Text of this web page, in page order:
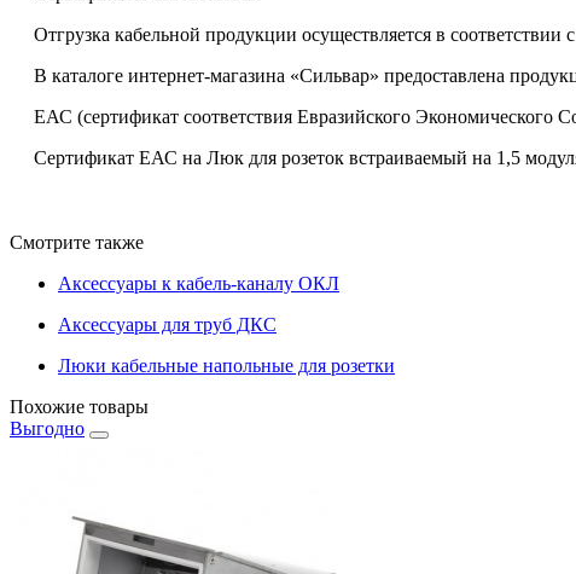
Отгрузка кабельной продукции осуществляется в
В каталоге интернет-магазина «Сильвар» предоставлена
ЕАС (сертификат соответствия Евразийского Экономического
Сертификат ЕАС на Люк для розеток встраиваемый на 1,5
Смотрите также
Аксессуары к кабель-каналу ОКЛ
Аксессуары для труб ДКС
Люки кабельные напольные для розетки
Похожие товары
Выгодно